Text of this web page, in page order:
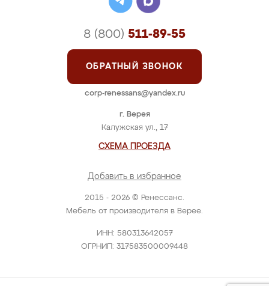
2015 - 2026 © Ренессанс.
Мебель от производителя в Верее.
ИНН: 580313642057
ОГРНИП: 317583500009448
г. Верея
Калужская ул., 17
СХЕМА ПРОЕЗДА
Добавить в избранное
8 (800) 511-89-55
ОБРАТНЫЙ ЗВОНОК
corp-renessans@yandex.ru